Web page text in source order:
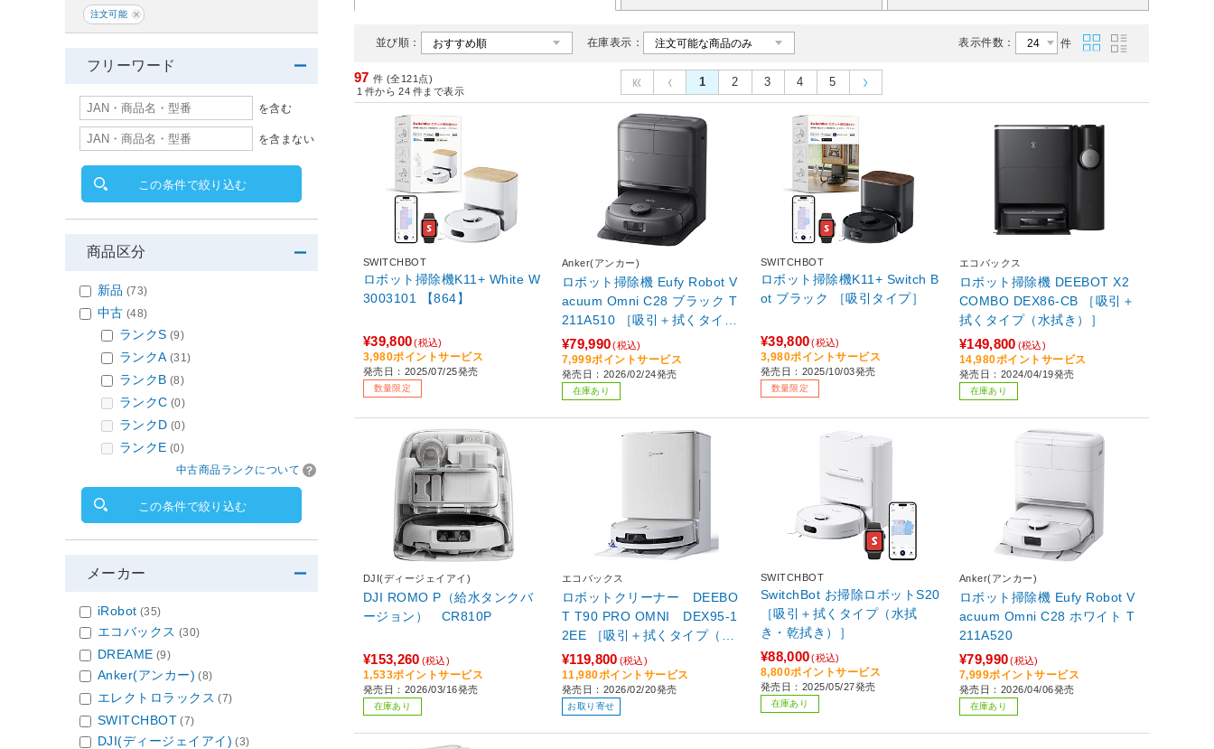
並び順： 在庫表示： 表示件数： 件
97 件 (全121点)
1 件から 24 件まで表示
1 2 3 4 5
SWITCHBOT
ロボット掃除機K11+ White W
3003101 【864】
¥39,800(税込)
3,980ポイントサービス
発売日：2025/07/25発売
数量限定
Anker(アンカー)
ロボット掃除機 Eufy Robot V
acuum Omni C28 ブラック T
211A510 ［吸引＋拭くタイプ
（水拭き）］
¥79,990(税込)
7,999ポイントサービス
発売日：2026/02/24発売
在庫あり
SWITCHBOT
ロボット掃除機K11+ Switch B
ot ブラック ［吸引タイプ］
¥39,800(税込)
3,980ポイントサービス
発売日：2025/10/03発売
数量限定
エコバックス
ロボット掃除機 DEEBOT X2
COMBO DEX86-CB ［吸引＋
拭くタイプ（水拭き）］
¥149,800 (税込)
14,980ポイントサービス
発売日：2024/04/19発売
在庫あり
DJI(ディージェイアイ)
DJI ROMO P（給水タンクバ
ージョン） CR810P
¥153,260 (税込)
1,533ポイントサービス
発売日：2026/03/16発売
在庫あり
エコバックス
ロボットクリーナー DEEBO
T T90 PRO OMNI DEX95-1
2EE ［吸引＋拭くタイプ（水
拭き）］
¥119,800 (税込)
11,980ポイントサービス
発売日：2026/02/20発売
お取り寄せ
SWITCHBOT
SwitchBot お掃除ロボットS20
［吸引＋拭くタイプ（水拭
き・乾拭き）］
¥88,000(税込)
8,800ポイントサービス
発売日：2025/05/27発売
在庫あり
Anker(アンカー)
ロボット掃除機 Eufy Robot V
acuum Omni C28 ホワイト T
211A520
¥79,990(税込)
7,999ポイントサービス
発売日：2026/04/06発売
在庫あり
注文可能
フリーワード
を含む
を含まない
この条件で絞り込む
商品区分
新品 (73)
中古 (48)
ランクS (9)
ランクA (31)
ランクB (8)
ランクC (0)
ランクD (0)
ランクE (0)
中古商品ランクについて
この条件で絞り込む
メーカー
iRobot (35)
エコバックス (30)
DREAME (9)
Anker(アンカー) (8)
エレクトロラックス (7)
SWITCHBOT (7)
DJI(ディージェイアイ) (3)